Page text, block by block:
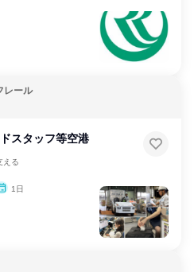
レール
スタッフ等空港
える
1日